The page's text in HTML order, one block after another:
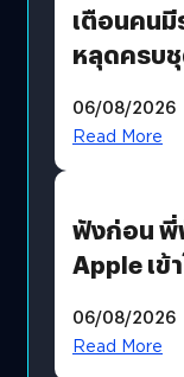
เตือนคน
หลุดครบ
รหัสผ่านห
06/08/2026
Read More
ฟังก่อน พี่
Apple เข้
06/08/2026
Read More